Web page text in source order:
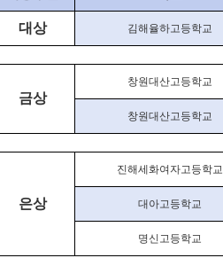
대상 김해율하고등학교
금상
창원대산고등학교
창원대산고등학교
은상
진해세화여자고등학교
대아고등학교
명신고등학교